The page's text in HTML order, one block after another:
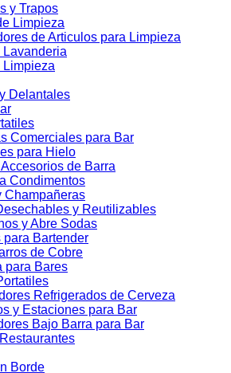
y Trapos
Limpieza
de Articulos para Limpieza
Lavanderia
Limpieza
Delantales
Comerciales para Bar
para Hielo
de Barra
Condimentos
Champañeras
y Reutilizables
y Abre Sodas
para Bartender
de Cobre
para Bares
Refrigerados de Cerveza
y Estaciones para Bar
Bajo Barra para Bar
Borde